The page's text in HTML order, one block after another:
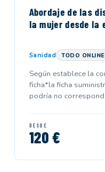
Abordaje de las
la mujer desde
Sanidad TODO ONLINE
Según establece la
ficha*la ficha
podría no
DESDE
120 €